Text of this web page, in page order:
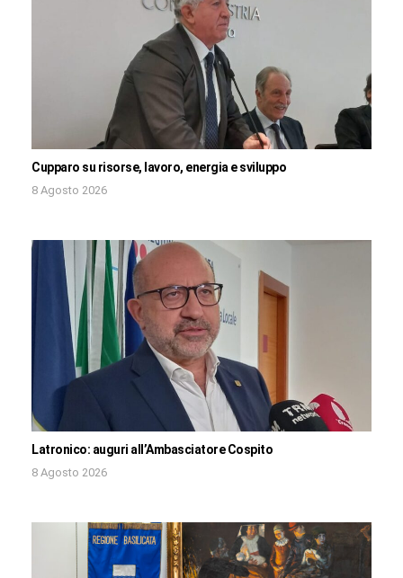
Cupparo su risorse, lavoro, energia e sviluppo
8 Agosto 2026
Latronico: auguri all’Ambasciatore Cospito
8 Agosto 2026